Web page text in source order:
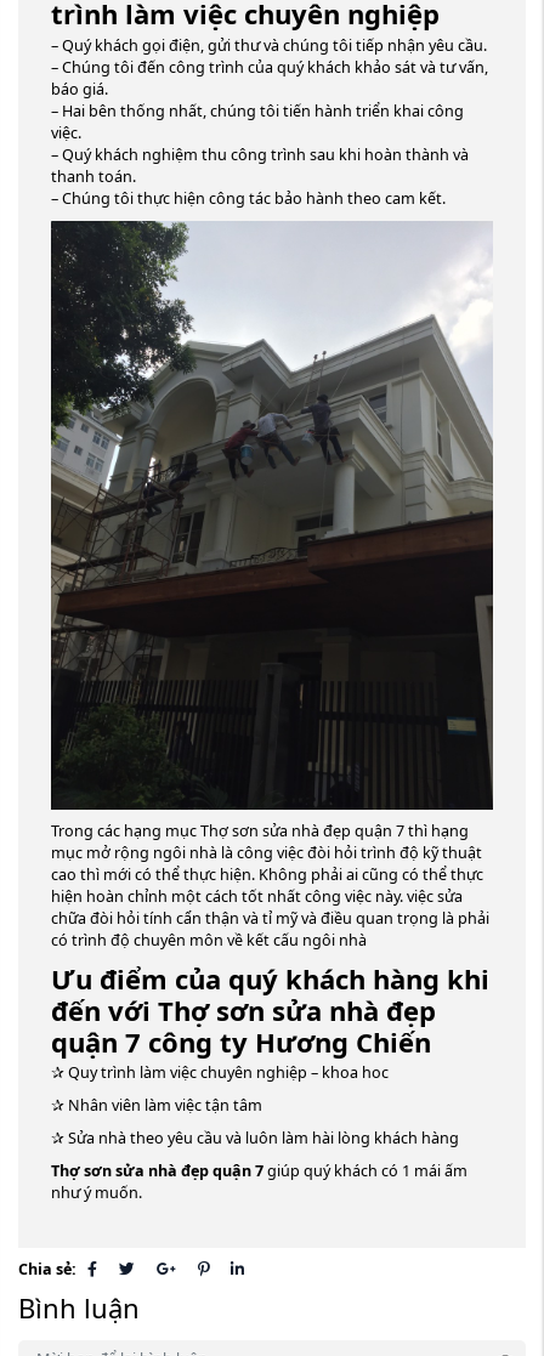
trình làm việc chuyên nghiệp
– Quý khách gọi điện, gửi thư và chúng tôi tiếp nhận yêu cầu.
– Chúng tôi đến công trình của quý khách khảo sát và tư vấn,
báo giá.
– Hai bên thống nhất, chúng tôi tiến hành triển khai công
việc.
– Quý khách nghiệm thu công trình sau khi hoàn thành và
thanh toán.
– Chúng tôi thực hiện công tác bảo hành theo cam kết.
Trong các hạng mục Thợ sơn sửa nhà đẹp quận 7 thì hạng
mục mở rộng ngôi nhà là công việc đòi hỏi trình độ kỹ thuật
cao thì mới có thể thực hiện. Không phải ai cũng có thể thực
hiện hoàn chỉnh một cách tốt nhất công việc này. việc sửa
chữa đòi hỏi tính cẩn thận và tỉ mỹ và điều quan trọng là phải
có trình độ chuyên môn về kết cấu ngôi nhà
Ưu điểm của quý khách hàng khi
đến với Thợ sơn sửa nhà đẹp
quận 7 công ty Hương Chiến
✰ Quy trình làm việc chuyên nghiệp – khoa hoc
✰ Nhân viên làm việc tận tâm
✰ Sửa nhà theo yêu cầu và luôn làm hài lòng khách hàng
Thợ sơn sửa nhà đẹp quận 7giúp quý khách có 1 mái ấm
như ý muốn.
Chia sẻ:
Bình luận